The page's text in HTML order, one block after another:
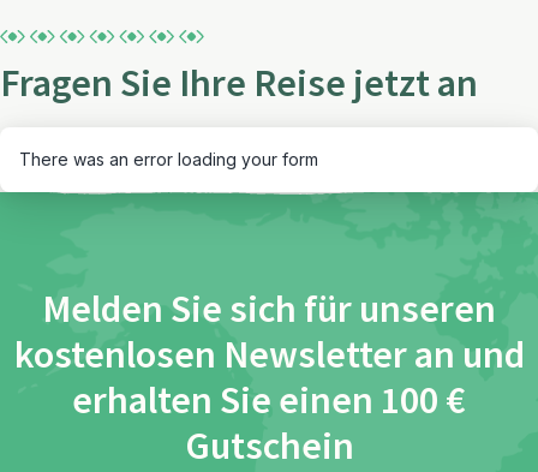
Fragen Sie Ihre Reise jetzt an
There was an error loading your form
Melden Sie sich für unseren
kostenlosen Newsletter an und
erhalten Sie einen 100 €
Gutschein